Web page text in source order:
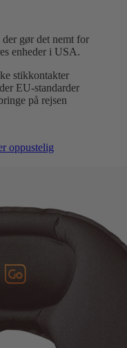
gør det nemt for
enheder i USA.
stikkontakter
EU-standarder
på rejsen